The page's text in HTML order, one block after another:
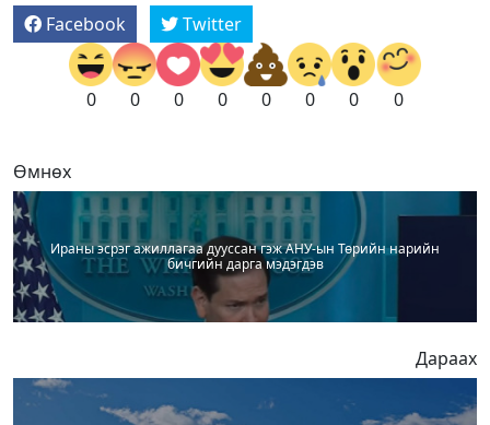
Facebook Twitter
0 0 0 0 0 0 0 0
Өмнөх
Ираны эсрэг ажиллагаа дууссан гэж АНУ-ын Төрийн нарийн
бичгийн дарга мэдэгдэв
Дараах